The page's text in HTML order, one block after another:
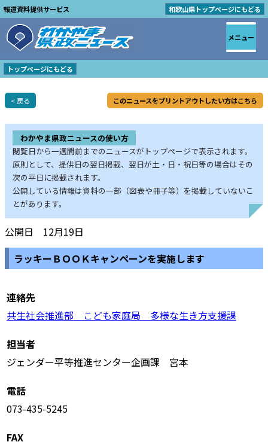
報道資料提供サービス 和歌山県トップページにもどる
トップページにもどる
< 戻る このニュースをプリントアウトしたい方はこちら
わかやま県政ニュースの使い方
閲覧日から一週間前までのニュースがトップページで表示されます。
原則として、提供日の翌日掲載、翌日が土・日・祝日等の場合はその
次の平日に掲載されます。
公開している情報は資料の一部（図表や冊子等）を掲載していないこ
とがあります。
公開日 12月19日
ラッキーＢＯＯＫキャンペーンを実施します
連絡先
共生社会推進部 こども家庭局 多様な生き方支援課
担当者
ジェンダー平等推進センター企画課 宮本
電話
073-435-5245
FAX
メニュー